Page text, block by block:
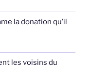
la donation qu’il
les voisins du